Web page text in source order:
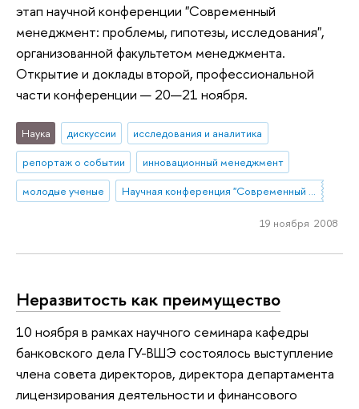
этап научной конференции "Современный
менеджмент: проблемы, гипотезы, исследования",
организованной факультетом менеджмента.
Открытие и доклады второй, профессиональной
части конференции — 20—21 ноября.
Наука дискуссии
исследования и аналитика
репортаж о событии
инновационный менеджмент
молодые ученые
Научная конференция "Современный менеджмент: проблемы, гипотезы, исследования"
19 ноября 2008
Неразвитость как преимущество
10 ноября в рамках научного семинара кафедры
банковского дела ГУ-ВШЭ состоялось выступление
члена совета директоров, директора департамента
лицензирования деятельности и финансового